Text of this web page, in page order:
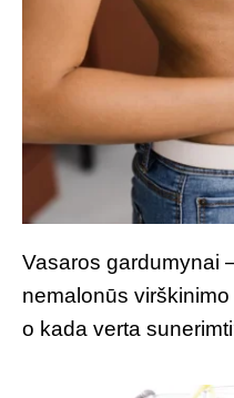
Vasaros gardumynai
nemalonūs
o kada verta